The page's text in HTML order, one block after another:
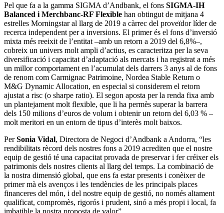
Pel que fa a la gamma SIGMA d’Andbank, el fons SIGMA-IH
Balanced i Merchbanc-RF Flexible han obtingut de mitjana 4
estrelles Morningstar al llarg de 2019 a càrrec del proveïdor líder de
recerca independent per a inversions. El primer és el fons d’inversió
mixta més reeixit de l’entitat –amb un retorn a 2019 del 6,8%–,
cobreix un univers molt ampli d’actius, es caracteritza per la seva
diversificació i capacitat d’adaptació als mercats i ha registrat a més
un millor comportament en l’acumulat dels darrers 3 anys al de fons
de renom com Carmignac Patrimoine, Nordea Stable Return o
M&G Dynamic Allocation, en especial si considerem el retorn
ajustat a risc (o sharpe ratio). El segon aposta per la renda fixa amb
un plantejament molt flexible, que li ha permès superar la barrera
dels 150 milions d’euros de volum i obtenir un retorn del 6,03 % –
molt meritori en un entorn de tipus d’interès molt baixos.
PerSonia Vidal, Directora de Negoci d’Andbank a Andorra, “les
rendibilitats rècord dels nostres fons a 2019 acrediten que el nostre
equip de gestió té una capacitat provada de preservar i fer créixer els
patrimonis dels nostres clients al llarg del temps. La combinació de
la nostra dimensió global, que ens fa estar presents i conèixer de
primer mà els avenços i les tendències de les principals places
financeres del món, i del nostre equip de gestió, no només altament
qualificat, compromès, rigorós i prudent, sinó a més propi i local, fa
imbatible la nostra proposta de valor”.